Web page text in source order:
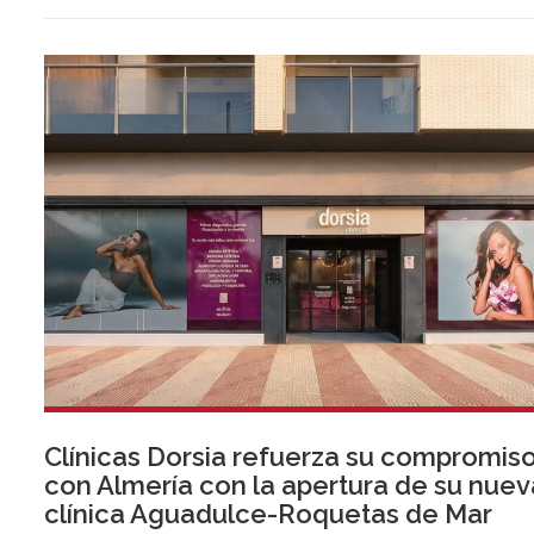
Clínicas Dorsia refuerza su
con Almería con la apertura de su
clínica Aguadulce-Roquetas de Mar